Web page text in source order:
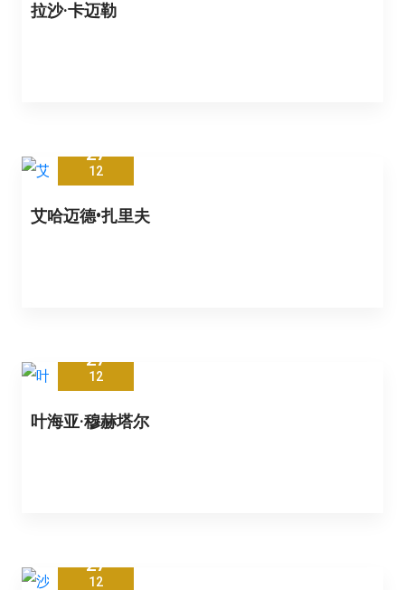
拉沙·卡迈勒
27
12
艾哈迈德•扎里夫
27
12
叶海亚·穆赫塔尔
27
12